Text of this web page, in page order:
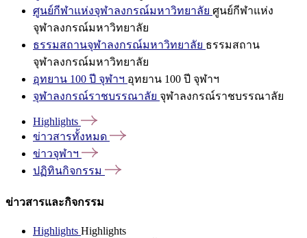
ศูนย์กีฬาแห่งจุฬาลงกรณ์มหาวิทยาลัย ศูนย์กีฬาแห่ง
จุฬาลงกรณ์มหาวิทยาลัย
ธรรมสถานจุฬาลงกรณ์มหาวิทยาลัย ธรรมสถาน
จุฬาลงกรณ์มหาวิทยาลัย
อุทยาน 100 ปี จุฬาฯ อุทยาน 100 ปี จุฬาฯ
จุฬาลงกรณ์ราชบรรณาลัย จุฬาลงกรณ์ราชบรรณาลัย
Highlights
ข่าวสารทั้งหมด
ข่าวจุฬาฯ
ปฏิทินกิจกรรม
ข่าวสารและกิจกรรม
Highlights Highlights